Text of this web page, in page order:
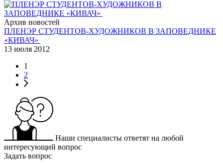
Архив новостей
ПЛЕНЭР СТУДЕНТОВ-ХУДОЖНИКОВ В ЗАПОВЕДНИКЕ
«КИВАЧ»
13 июля 2012
1
2
Наши специалисты ответят на любой
интересующий вопрос
Задать вопрос